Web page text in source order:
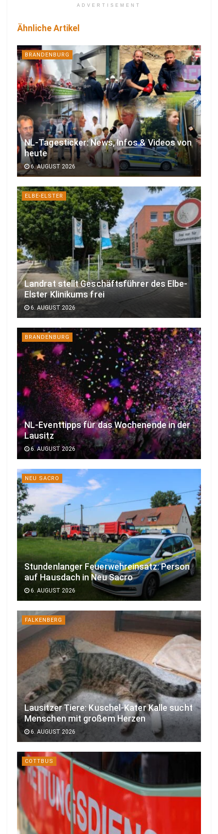
ADVERTISEMENT
Ähnliche Artikel
BRANDENBURG
NL-Tagesticker: News, Infos & Videos von
heute
6. AUGUST 2026
ELBE-ELSTER
Landrat stellt Geschäftsführer des Elbe-
Elster Klinikums frei
6. AUGUST 2026
BRANDENBURG
NL-Eventtipps für das Wochenende in der
Lausitz
6. AUGUST 2026
NEU SACRO
Stundenlanger Feuerwehreinsatz: Person
auf Hausdach in Neu Sacro
6. AUGUST 2026
FALKENBERG
Lausitzer Tiere: Kuschel-Kater Kalle sucht
Menschen mit großem Herzen
6. AUGUST 2026
COTTBUS